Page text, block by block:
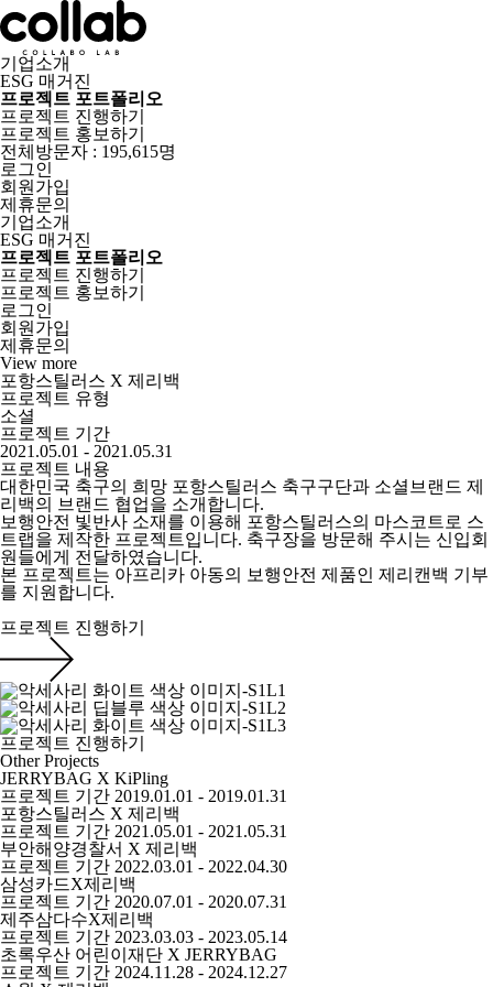
기업소개
ESG 매거진
프로젝트 포트폴리오
프로젝트 진행하기
프로젝트 홍보하기
전체방문자 : 195,615명
로그인
회원가입
제휴문의
기업소개
ESG 매거진
프로젝트 포트폴리오
프로젝트 진행하기
프로젝트 홍보하기
로그인
회원가입
제휴문의
View more
포항스틸러스 X 제리백
프로젝트 유형
소셜
프로젝트 기간
2021.05.01 - 2021.05.31
프로젝트 내용
대한민국 축구의 희망 포항스틸러스 축구구단과 소셜브랜드 제
리백의 브랜드 협업을 소개합니다.
보행안전 빛반사 소재를 이용해 포항스틸러스의 마스코트로 스
트랩을 제작한 프로젝트입니다. 축구장을 방문해 주시는 신입회
원들에게 전달하였습니다.
본 프로젝트는 아프리카 아동의 보행안전 제품인 제리캔백 기부
를 지원합니다.
프로젝트 진행하기
프로젝트 진행하기
Other Projects
JERRYBAG X KiPling
프로젝트 기간 2019.01.01 - 2019.01.31
포항스틸러스 X 제리백
프로젝트 기간 2021.05.01 - 2021.05.31
부안해양경찰서 X 제리백
프로젝트 기간 2022.03.01 - 2022.04.30
삼성카드X제리백
프로젝트 기간 2020.07.01 - 2020.07.31
제주삼다수X제리백
프로젝트 기간 2023.03.03 - 2023.05.14
초록우산 어린이재단 X JERRYBAG
프로젝트 기간 2024.11.28 - 2024.12.27